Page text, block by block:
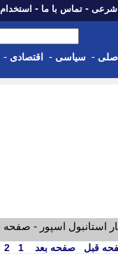
شرعی - تماس با ما - استخدام
- سیاسی - اقتصادی -
استانبول اسپور - صفحه
قبل صفحه بعد 1
2